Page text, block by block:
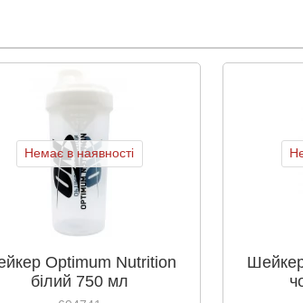
Немає в наявності
Optimum Nutrition
білий 750 мл